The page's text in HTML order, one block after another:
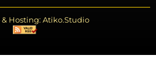
& Hosting: Atiko.Studio